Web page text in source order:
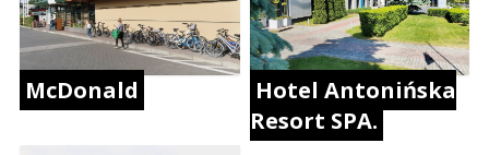
McDonald
Hotel Antonińska
Resort SPA.